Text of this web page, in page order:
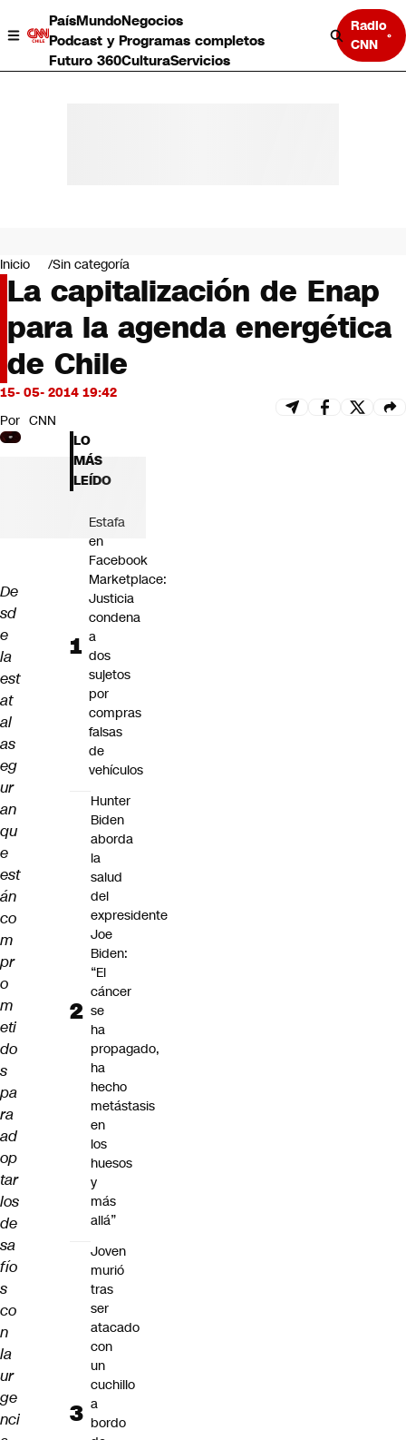
PaísMundoNegocios
Podcast y Programas completos
Futuro 360CulturaServicios
Radio
CNN
Negocios
Deportes
Programas completos
Cultura
Servicios
Bits
CNN tiempo
Futuro 360
Opinión
Inicio Sin categoría
La capitalización de Enap
para la agenda energética
de Chile
15- 05- 2014 19:42
Por CNN
De
sd
e
la
est
at
al
as
eg
ur
an
qu
e
est
án
co
m
pr
o
m
eti
do
s
pa
ra
ad
op
tar
los
de
sa
fío
s
co
n
la
ur
ge
nci
LO
MÁS
LEÍDO
Estafa
en
Facebook
Marketplace:
Justicia
condena
a
dos
sujetos
por
compras
falsas
de
vehículos
Hunter
Biden
aborda
la
salud
del
expresidente
Joe
Biden:
“El
cáncer
se
ha
propagado,
ha
hecho
metástasis
en
los
huesos
y
más
allá”
Joven
murió
tras
ser
atacado
con
un
cuchillo
a
bordo